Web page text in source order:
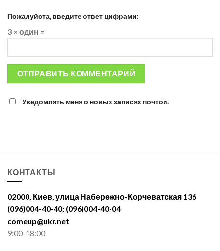
Пожалуйста, введите ответ цифрами:
3 × один =
Уведомлять меня о новых записях почтой.
КОНТАКТЫ
02000, Киев, улица Набережно-Корчеватская 136
(096)004-40-40; (096)004-40-04
comeup@ukr.net
9:00-18:00